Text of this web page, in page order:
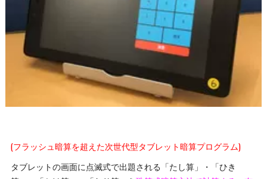
(フラッシュ暗算を超えた次世代型タブレット暗算プログラム)
タブレットの画面に点滅式で出題される「たし算」・「ひき